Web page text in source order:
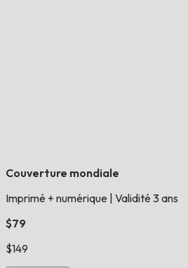
Couverture mondiale
Imprimé + numérique Validité 3 ans
$79
$149